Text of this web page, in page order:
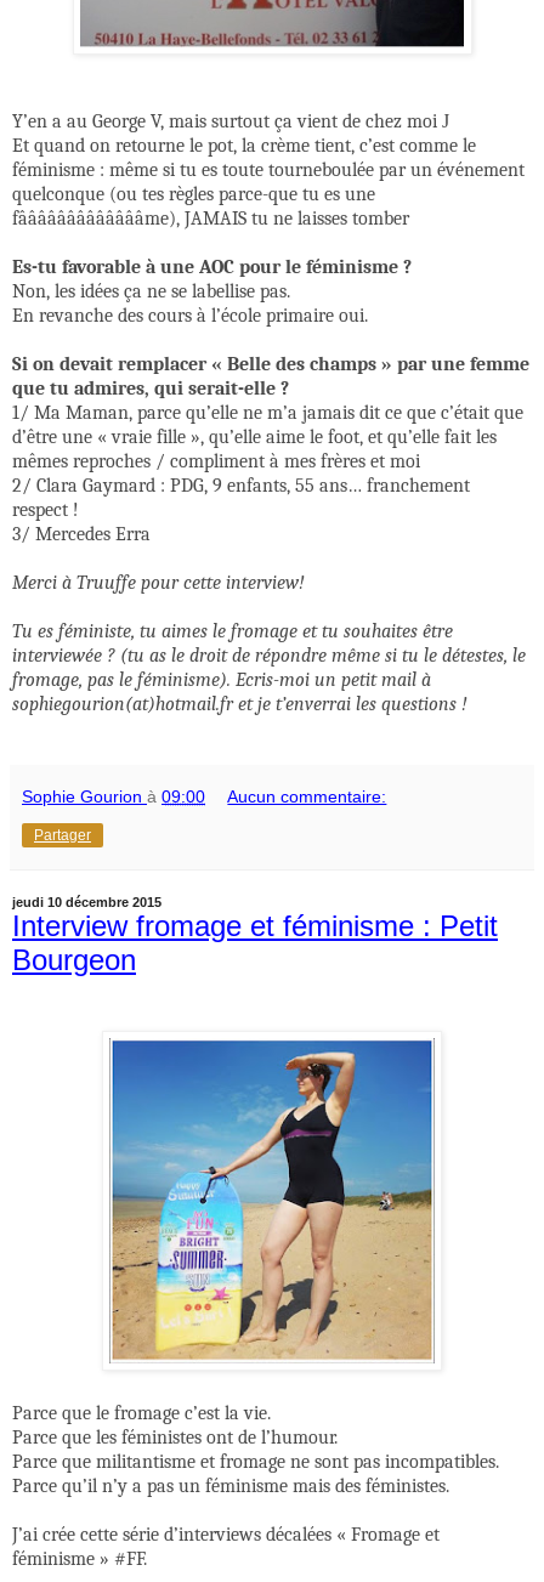
Y’en a au George V, mais surtout ça vient de chez moi J
Et quand on retourne le pot, la crème tient, c’est comme le
féminisme : même si tu es toute tourneboulée par un événement
quelconque (ou tes règles parce-que tu es une
fâââââââââââââme), JAMAIS tu ne laisses tomber
Es-tu favorable à une AOC pour le féminisme ?
Non, les idées ça ne se labellise pas.
En revanche des cours à l’école primaire oui.
Si on devait remplacer « Belle des champs » par une femme
que tu admires, qui serait-elle ?
1/ Ma Maman, parce qu’elle ne m’a jamais dit ce que c’était que
d’être une « vraie fille », qu’elle aime le foot, et qu’elle fait les
mêmes reproches / compliment à mes frères et moi
2/ Clara Gaymard : PDG, 9 enfants, 55 ans… franchement
respect !
3/ Mercedes Erra
Merci à Truuffe pour cette interview!
Tu es féministe, tu aimes le fromage et tu souhaites être
interviewée ? (tu as le droit de répondre même si tu le détestes, le
fromage, pas le féminisme). Ecris-moi un petit mail à
sophiegourion(at)hotmail.fr et je t’enverrai les questions !
Sophie Gourion à 09:00 Aucun commentaire:
Partager
jeudi 10 décembre 2015
Interview fromage et féminisme : Petit
Bourgeon
Parce que le fromage c’est la vie.
Parce que les féministes ont de l’humour.
Parce que militantisme et fromage ne sont pas incompatibles.
Parce qu’il n’y a pas un féminisme mais des féministes.
J’ai crée cette série d’interviews décalées « Fromage et
féminisme » #FF.